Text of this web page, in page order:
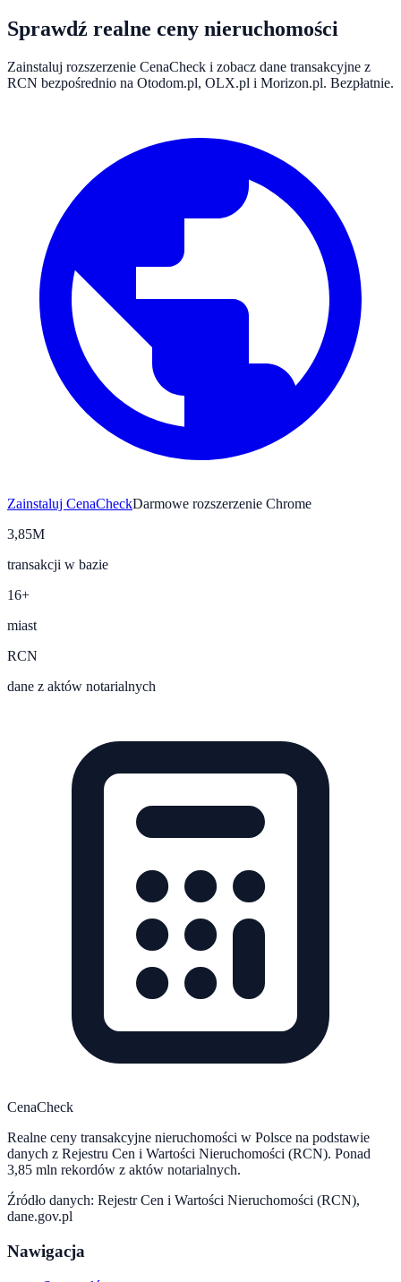
Sprawdź realne ceny nieruchomości
Zainstaluj rozszerzenie CenaCheck i zobacz dane transakcyjne z
RCN bezpośrednio na Otodom.pl, OLX.pl i Morizon.pl. Bezpłatnie.
Zainstaluj CenaCheckDarmowe rozszerzenie Chrome
3,85M
transakcji w bazie
16+
miast
RCN
dane z aktów notarialnych
CenaCheck
Realne ceny transakcyjne nieruchomości w Polsce na podstawie
danych z Rejestru Cen i Wartości Nieruchomości (RCN). Ponad
3,85 mln rekordów z aktów notarialnych.
Źródło danych: Rejestr Cen i Wartości Nieruchomości (RCN),
dane.gov.pl
Nawigacja